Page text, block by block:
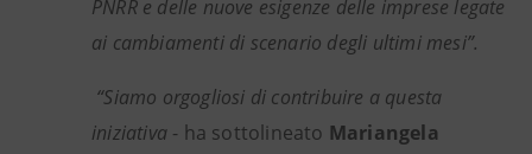
PNRR e delle nuove esigenze delle imprese legate
ai cambiamenti di scenario degli ultimi mesi”.
“Siamo orgogliosi di contribuire a questa
iniziativa - ha sottolineato Mariangela